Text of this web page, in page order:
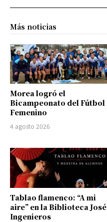
Más noticias
Morea logró el
Bicampeonato del Fútbol
Femenino
4 agosto 2026
Tablao flamenco: “A mi
aire” en la Biblioteca José
Ingenieros